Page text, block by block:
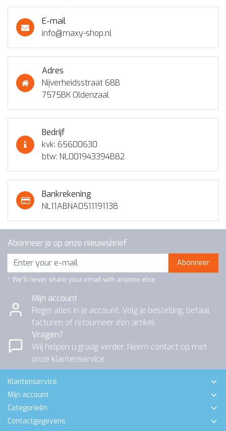
E-mail
info@maxy-shop.nl
Adres
Nijverheidsstraat 68B
7575BK Oldenzaal
Bedrijf
kvk: 65600630
btw: NL001943394B82
Bankrekening
NL11ABNA0511191138
Abonneer je op onze nieuwsbrief
Abonneer
* We'll never share your email with anyone else.
Mijn account
Regel alles in je account. Volg je bestelling, betaal
facturen of retourneer een artikel.
Vragen?
Wij helpen u graag verder. Neem contact op met
onze klantenservice
Klantenservice
Mijn account
Categorieën
Contactgegevens